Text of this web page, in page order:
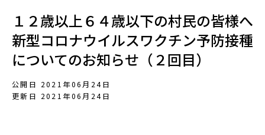
１２歳以上６４歳以下の村民の皆様へ
新型コロナウイルスワクチン予防接種
についてのお知らせ（２回目）
公開日 2021年06月24日
更新日 2021年06月24日